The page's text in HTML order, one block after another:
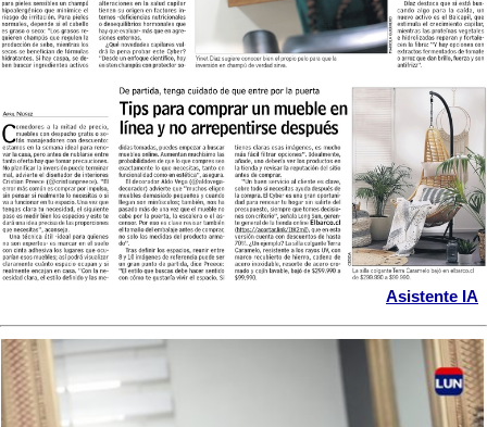
Asistente IA